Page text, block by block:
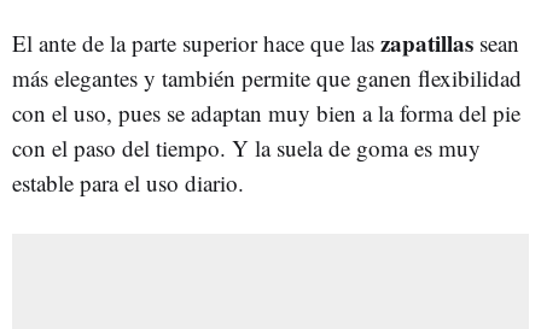
El ante de la parte superior hace que las zapatillas sean
más elegantes y también permite que ganen flexibilidad
con el uso, pues se adaptan muy bien a la forma del pie
con el paso del tiempo. Y la suela de goma es muy
estable para el uso diario.